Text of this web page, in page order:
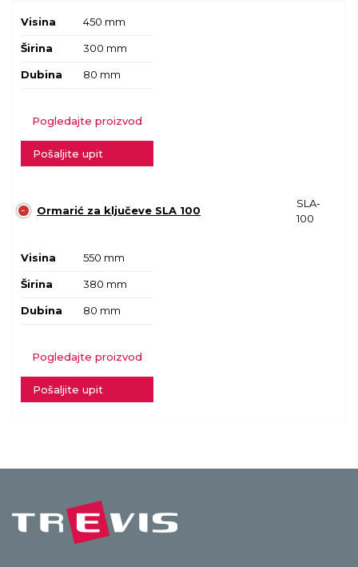
Visina 450 mm
Širina 300 mm
Dubina 80 mm
Pogledajte proizvod
Pošaljite upit
Ormarić za ključeve SLA 100
SLA-
100
Visina 550 mm
Širina 380 mm
Dubina 80 mm
Pogledajte proizvod
Pošaljite upit